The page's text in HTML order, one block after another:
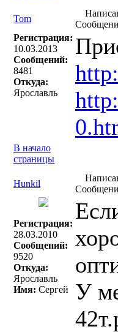
Tom
Регистрация:
10.03.2013
Сообщений:
8481
Откуда:
Ярославль
В начало
страницы
Hunkil
Регистрация:
28.03.2010
Сообщений:
9520
Откуда:
Ярославль
Имя: Сергей
У